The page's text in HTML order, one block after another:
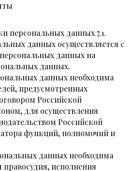
персональных данных 7.1.
данных осуществляется с
данных на
данных.
данных необходима
предусмотренных
Российской
для осуществления
Российской
функций, полномочий и
данных необходима
правосудия, исполнения